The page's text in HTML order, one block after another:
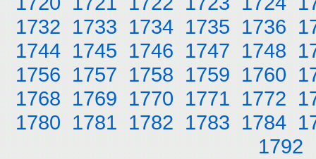
1732 1733 1734 1735 1736
1744 1745 1746 1747 1748
1756 1757 1758 1759 1760
1768 1769 1770 1771 1772
1780 1781 1782 1783 1784
1792